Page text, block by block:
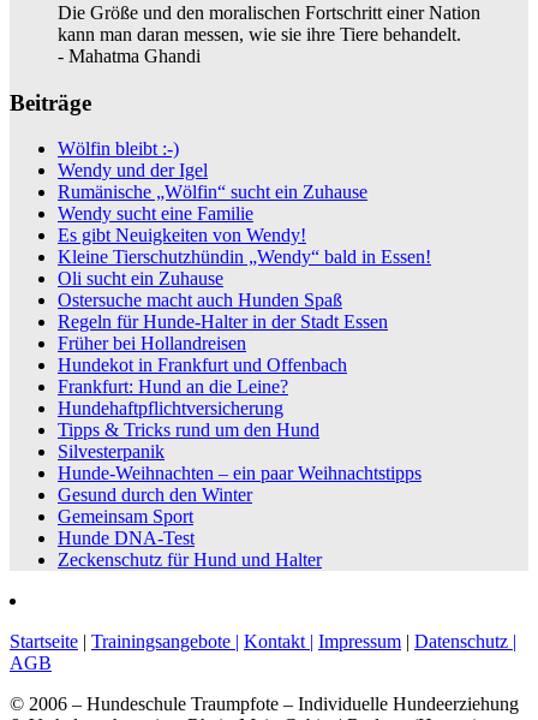
Die Größe und den moralischen Fortschritt einer Nation
kann man daran messen, wie sie ihre Tiere behandelt.
- Mahatma Ghandi
Beiträge
Wölfin bleibt :-)
Wendy und der Igel
Rumänische „Wölfin“ sucht ein Zuhause
Wendy sucht eine Familie
Es gibt Neuigkeiten von Wendy!
Kleine Tierschutzhündin „Wendy“ bald in Essen!
Oli sucht ein Zuhause
Ostersuche macht auch Hunden Spaß
Regeln für Hunde-Halter in der Stadt Essen
Früher bei Hollandreisen
Hundekot in Frankfurt und Offenbach
Frankfurt: Hund an die Leine?
Hundehaftpflichtversicherung
Tipps & Tricks rund um den Hund
Silvesterpanik
Hunde-Weihnachten – ein paar Weihnachtstipps
Gesund durch den Winter
Gemeinsam Sport
Hunde DNA-Test
Zeckenschutz für Hund und Halter
Startseite | Trainingsangebote | Kontakt | Impressum | Datenschutz |
AGB
© 2006 – Hundeschule Traumpfote – Individuelle Hundeerziehung